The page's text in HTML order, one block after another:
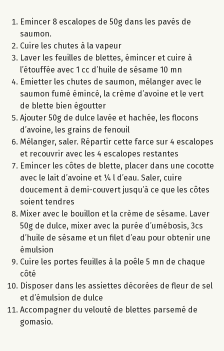
Emincer 8 escalopes de 50g dans les pavés de
saumon.
Cuire les chutes à la vapeur
Laver les feuilles de blettes, émincer et cuire à
l’étouffée avec 1 cc d’huile de sésame 10 mn
Emietter les chutes de saumon, mélanger avec le
saumon fumé émincé, la crème d’avoine et le vert
de blette bien égoutter
Ajouter 50g de dulce lavée et hachée, les flocons
d’avoine, les grains de fenouil
Mélanger, saler. Répartir cette farce sur 4 escalopes
et recouvrir avec les 4 escalopes restantes
Emincer les côtes de blette, placer dans une cocotte
avec le lait d’avoine et ¼ l d’eau. Saler, cuire
doucement à demi-couvert jusqu’à ce que les côtes
soient tendres
Mixer avec le bouillon et la crème de sésame. Laver
50g de dulce, mixer avec la purée d’umébosis, 3cs
d’huile de sésame et un filet d’eau pour obtenir une
émulsion
Cuire les portes feuilles à la poêle 5 mn de chaque
côté
Disposer dans les assiettes décorées de fleur de sel
et d’émulsion de dulce
Accompagner du velouté de blettes parsemé de
gomasio.